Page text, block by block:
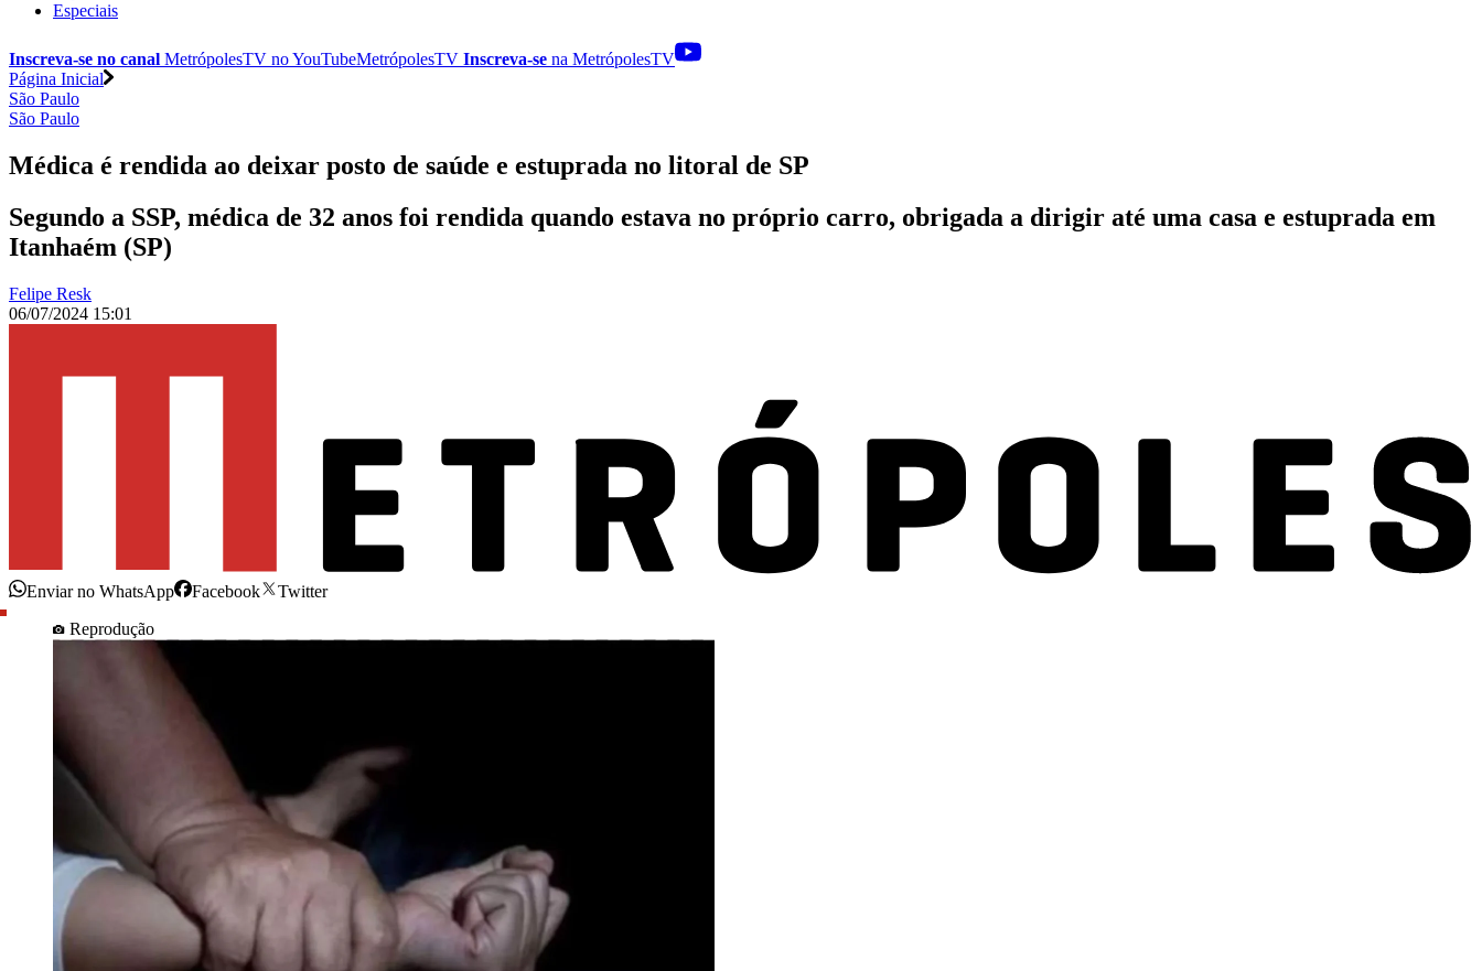
Especiais
Inscreva-se no canal MetrópolesTV noYouTubeMetrópolesTV Inscreva-se na MetrópolesTV
Página Inicial
São Paulo
São Paulo
Médica é rendida ao deixar posto de saúde e estuprada no litoral de SP
Segundo a SSP, médica de 32 anos foi rendida quando estava no próprio carro, obrigada a dirigir até uma casa e estuprada em
Itanhaém (SP)
Felipe Resk
06/07/2024 15:01
Enviar no WhatsApp Facebook
Twitter
Reprodução